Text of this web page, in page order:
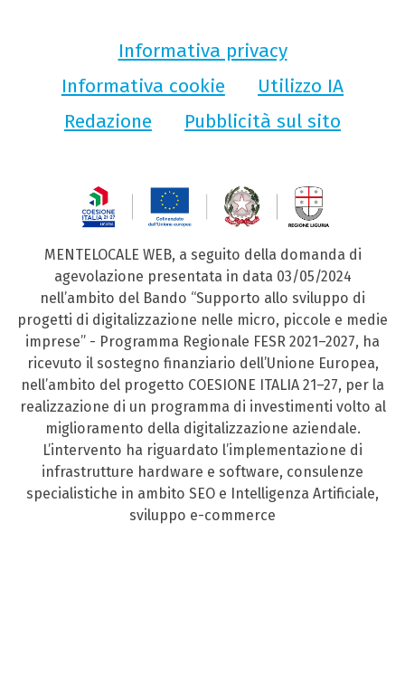
Informativa privacy
Informativa cookie
Utilizzo IA
Redazione
Pubblicità sul sito
MENTELOCALE WEB, a seguito della domanda di
agevolazione presentata in data 03/05/2024
nell’ambito del Bando “Supporto allo sviluppo di
progetti di digitalizzazione nelle micro, piccole e medie
imprese” - Programma Regionale FESR 2021–2027, ha
ricevuto il sostegno finanziario dell’Unione Europea,
nell’ambito del progetto COESIONE ITALIA 21–27, per la
realizzazione di un programma di investimenti volto al
miglioramento della digitalizzazione aziendale.
L’intervento ha riguardato l’implementazione di
infrastrutture hardware e software, consulenze
specialistiche in ambito SEO e Intelligenza Artificiale,
sviluppo e-commerce